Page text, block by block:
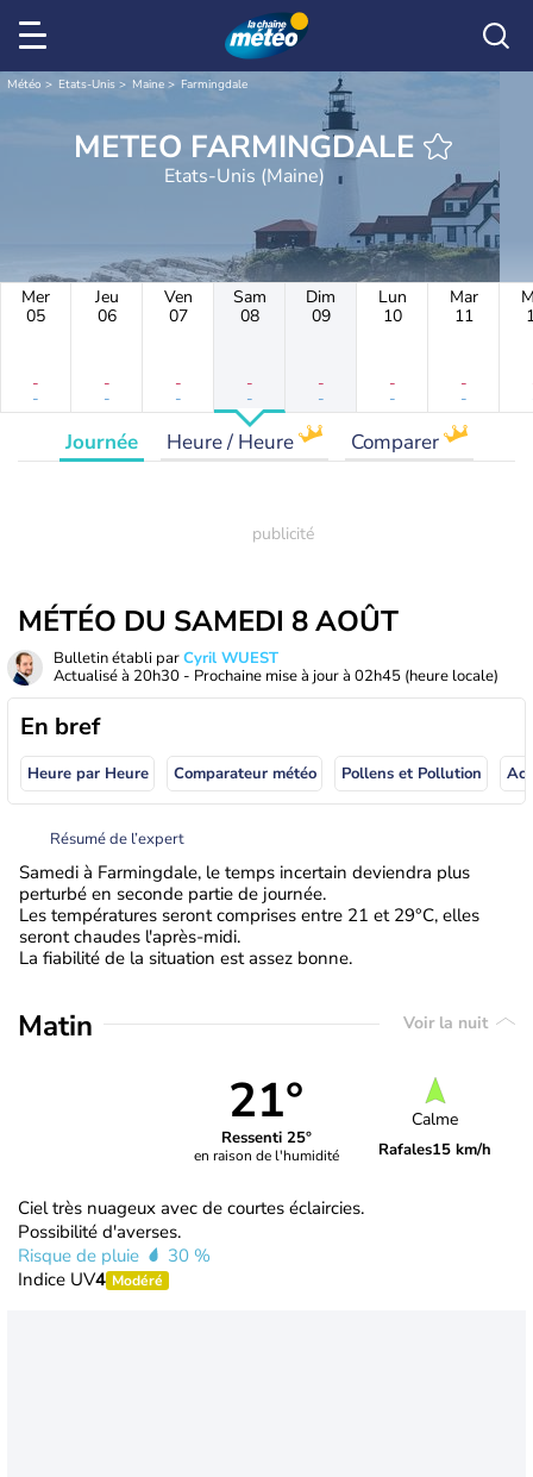
Météo Etats-Unis Maine Farmingdale
METEO FARMINGDALE
Etats-Unis (Maine)
Mer
05
-
-
Jeu
06
-
-
Ven
07
-
-
Sam
08
-
-
Dim
09
-
-
Lun
10
-
-
Mar
11
-
-
Journée Heure / Heure Comparer
MÉTÉO DU SAMEDI 8 AOÛT
Bulletin établi parCyril WUEST
Actualisé à 20h30 - Prochaine mise à jour à 02h45 (heure locale)
En bref
Heure par Heure Comparateur météo Pollens et Pollution
Résumé de l’expert
Samedi à Farmingdale, le temps incertain deviendra plus
perturbé en seconde partie de journée.
Les températures seront comprises entre 21 et 29°C, elles
seront chaudes l'après-midi.
La fiabilité de la situation est assez bonne.
Matin Voir la nuit
21°
Ressenti 25°
en raison de l'humidité
Calme
Rafales15 km/h
Ciel très nuageux avec de courtes éclaircies.
Possibilité d'averses.
Risque de pluie
30 %
Indice UV4 Modéré